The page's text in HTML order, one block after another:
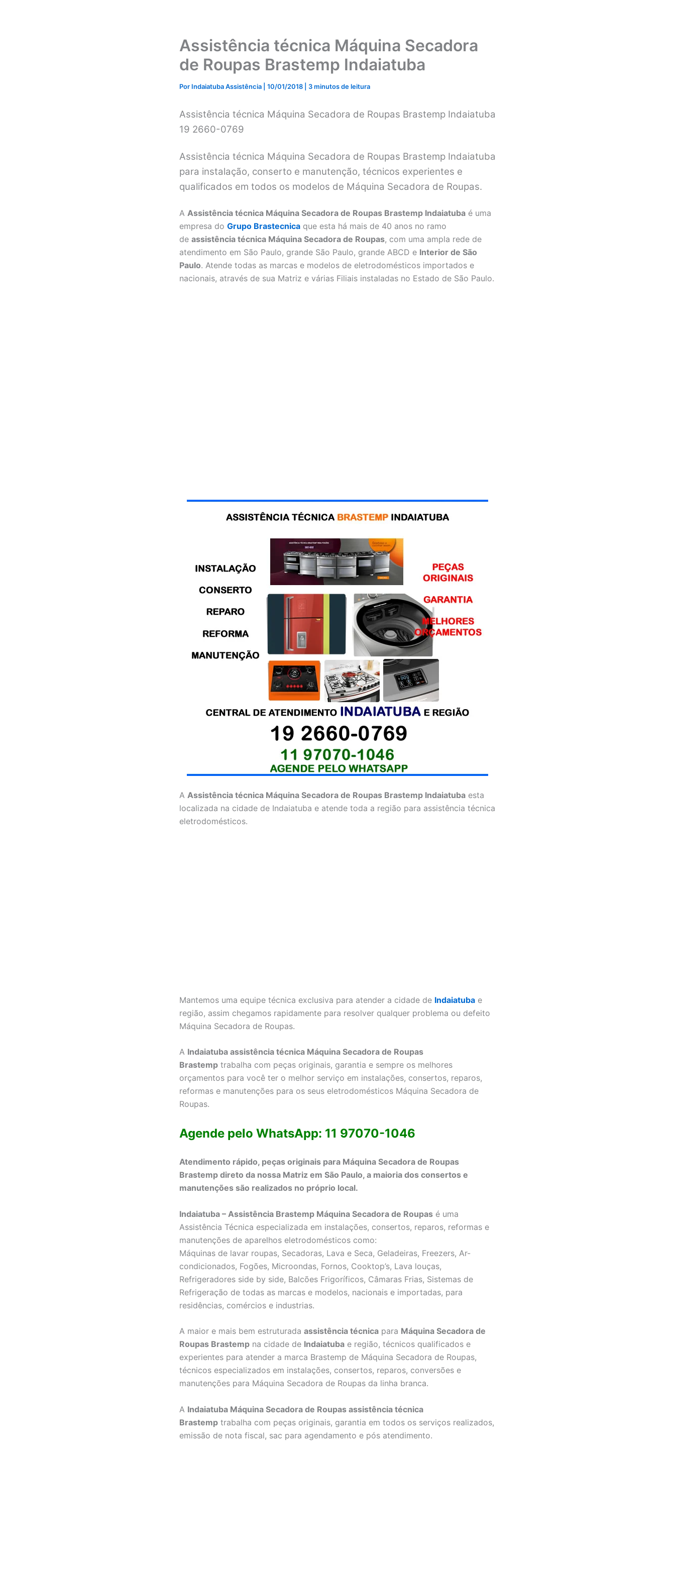
Assistência técnica Máquina Secadora
de Roupas Brastemp Indaiatuba
Por Indaiatuba Assistência 10/01/2018 3 minutos de leitura
Assistência técnica Máquina Secadora de Roupas Brastemp Indaiatuba
19 2660-0769
Assistência técnica Máquina Secadora de Roupas Brastemp Indaiatuba
para instalação, conserto e manutenção, técnicos experientes e
qualificados em todos os modelos de Máquina Secadora de Roupas.
A Assistência técnica Máquina Secadora de Roupas Brastemp Indaiatuba é uma
empresa do Grupo Brastecnica que esta há mais de 40 anos no ramo
de assistência técnica Máquina Secadora de Roupas, com uma ampla rede de
atendimento em São Paulo, grande São Paulo, grande ABCD e Interior de São
Paulo. Atende todas as marcas e modelos de eletrodomésticos importados e
nacionais, através de sua Matriz e várias Filiais instaladas no Estado de São Paulo.
A Assistência técnica Máquina Secadora de Roupas Brastemp Indaiatuba esta
localizada na cidade de Indaiatuba e atende toda a região para assistência técnica
eletrodomésticos.
Mantemos uma equipe técnica exclusiva para atender a cidade de Indaiatuba e
região, assim chegamos rapidamente para resolver qualquer problema ou defeito
Máquina Secadora de Roupas.
A Indaiatuba assistência técnica Máquina Secadora de Roupas
Brastemp trabalha com peças originais, garantia e sempre os melhores
orçamentos para você ter o melhor serviço em instalações, consertos, reparos,
reformas e manutenções para os seus eletrodomésticos Máquina Secadora de
Roupas.
Agende pelo WhatsApp: 11 97070-1046
Atendimento rápido, peças originais para Máquina Secadora de Roupas
Brastemp direto da nossa Matriz em São Paulo, a maioria dos consertos e
manutenções são realizados no próprio local.
Indaiatuba – Assistência Brastemp Máquina Secadora de Roupas é uma
Assistência Técnica especializada em instalações, consertos, reparos, reformas e
manutenções de aparelhos eletrodomésticos como:
Máquinas de lavar roupas, Secadoras, Lava e Seca, Geladeiras, Freezers, Ar-
condicionados, Fogões, Microondas, Fornos, Cooktop’s, Lava louças,
Refrigeradores side by side, Balcões Frigoríficos, Câmaras Frias, Sistemas de
Refrigeração de todas as marcas e modelos, nacionais e importadas, para
residências, comércios e industrias.
A maior e mais bem estruturada assistência técnica para Máquina Secadora de
Roupas Brastemp na cidade de Indaiatuba e região, técnicos qualificados e
experientes para atender a marca Brastemp de Máquina Secadora de Roupas,
técnicos especializados em instalações, consertos, reparos, conversões e
manutenções para Máquina Secadora de Roupas da linha branca.
A Indaiatuba Máquina Secadora de Roupas assistência técnica
Brastemp trabalha com peças originais, garantia em todos os serviços realizados,
emissão de nota fiscal, sac para agendamento e pós atendimento.